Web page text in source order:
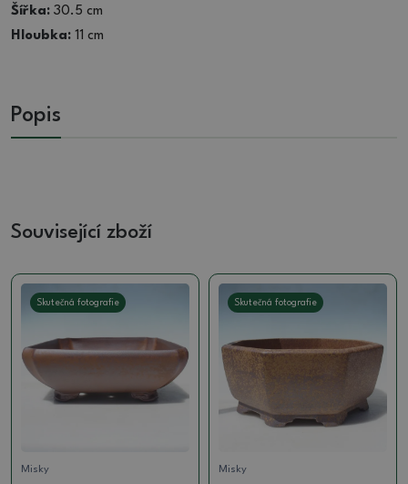
Šířka: 30.5 cm
Hloubka: 11 cm
Popis
Související zboží
Skutečná fotografie
Misky
Skutečná fotografie
Misky